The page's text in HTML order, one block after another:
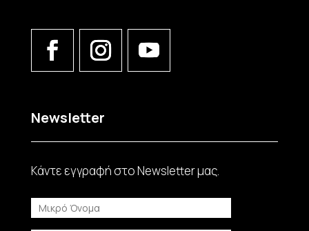
Newsletter
Κάντε εγγραφή στο Νewsletter μας.